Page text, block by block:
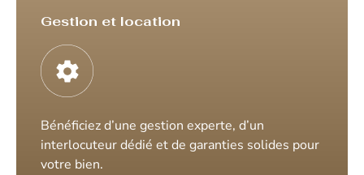
Gestion et location
Bénéficiez d’une gestion experte, d’un
interlocuteur dédié et de garanties solides pour
votre bien.